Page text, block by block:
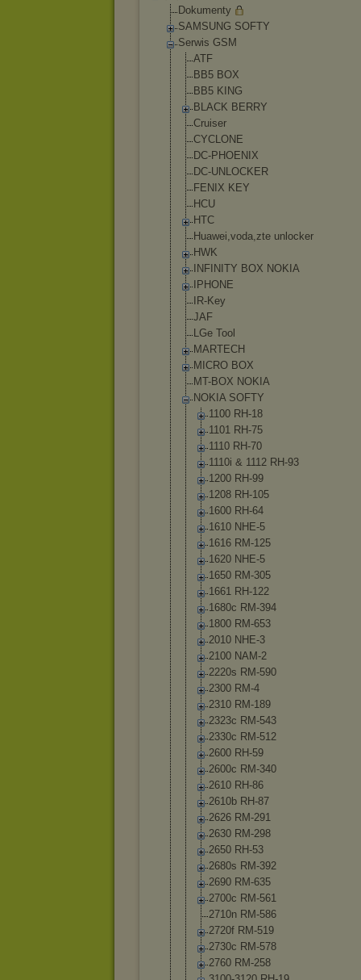
Dokumenty
SAMSUNG SOFTY
Serwis GSM
ATF
BB5 BOX
BB5 KING
BLACK BERRY
Cruiser
CYCLONE
DC-PHOENIX
DC-UNLOCKER
FENIX KEY
HCU
HTC
Huawei,voda,zte unlocker
HWK
INFINITY BOX NOKIA
IPHONE
IR-Key
JAF
LGe Tool
MARTECH
MICRO BOX
MT-BOX NOKIA
NOKIA SOFTY
1100 RH-18
1101 RH-75
1110 RH-70
1110i & 1112 RH-93
1200 RH-99
1208 RH-105
1600 RH-64
1610 NHE-5
1616 RM-125
1620 NHE-5
1650 RM-305
1661 RH-122
1680c RM-394
1800 RM-653
2010 NHE-3
2100 NAM-2
2220s RM-590
2300 RM-4
2310 RM-189
2323c RM-543
2330c RM-512
2600 RH-59
2600c RM-340
2610 RH-86
2610b RH-87
2626 RM-291
2630 RM-298
2650 RH-53
2680s RM-392
2690 RM-635
2700c RM-561
2710n RM-586
2720f RM-519
2730c RM-578
2760 RM-258